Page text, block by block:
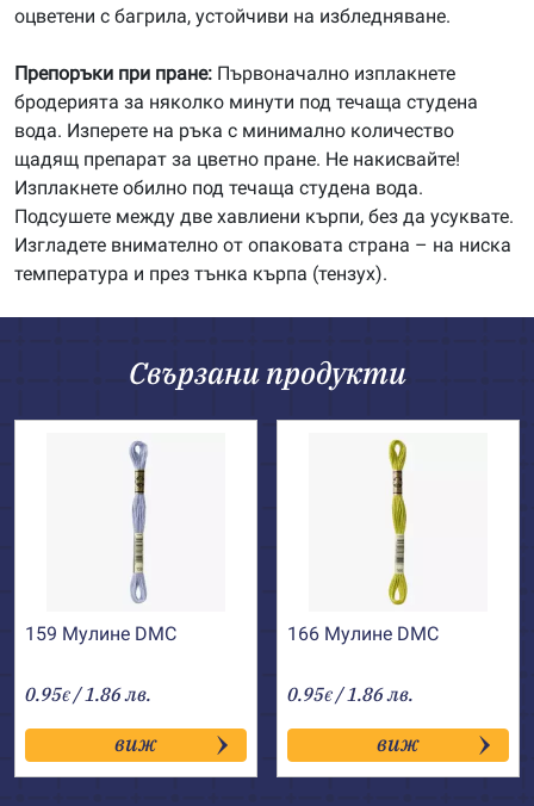
оцветени с багрила, устойчиви на избледняване.
Препоръки при пране: Първоначално изплакнете
бродерията за няколко минути под течаща студена
вода. Изперете на ръка с минимално количество
щадящ препарат за цветно пране. Не накисвайте!
Изплакнете обилно под течаща студена вода.
Подсушете между две хавлиени кърпи, без да усуквате.
Изгладете внимателно от опаковата страна – на ниска
температура и през тънка кърпа (тензух).
Свързани продукти
159 Мулине DMC
0.95€ / 1.86 лв.
виж
166 Мулине DMC
0.95€ / 1.86 лв.
виж